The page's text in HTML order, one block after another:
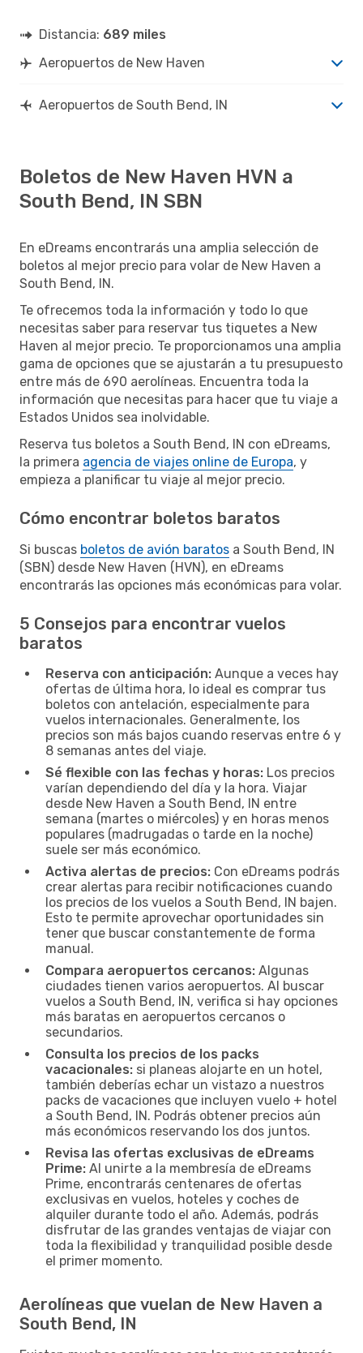
Distancia: 689 miles
Aeropuertos de New Haven
Aeropuertos de South Bend, IN
Boletos de New Haven HVN a
South Bend, IN SBN
En eDreams encontrarás una amplia selección de
boletos al mejor precio para volar de New Haven a
South Bend, IN.
Te ofrecemos toda la información y todo lo que
necesitas saber para reservar tus tiquetes a New
Haven al mejor precio. Te proporcionamos una amplia
gama de opciones que se ajustarán a tu presupuesto
entre más de 690 aerolíneas. Encuentra toda la
información que necesitas para hacer que tu viaje a
Estados Unidos sea inolvidable.
Reserva tus boletos a South Bend, IN con eDreams,
la primera agencia de viajes online de Europa, y
empieza a planificar tu viaje al mejor precio.
Cómo encontrar boletos baratos
Si buscas boletos de avión baratos a South Bend, IN
(SBN) desde New Haven (HVN), en eDreams
encontrarás las opciones más económicas para volar.
5 Consejos para encontrar vuelos
baratos
Reserva con anticipación: Aunque a veces hay
ofertas de última hora, lo ideal es comprar tus
boletos con antelación, especialmente para
vuelos internacionales. Generalmente, los
precios son más bajos cuando reservas entre 6 y
8 semanas antes del viaje.
Sé flexible con las fechas y horas: Los precios
varían dependiendo del día y la hora. Viajar
desde New Haven a South Bend, IN entre
semana (martes o miércoles) y en horas menos
populares (madrugadas o tarde en la noche)
suele ser más económico.
Activa alertas de precios: Con eDreams podrás
crear alertas para recibir notificaciones cuando
los precios de los vuelos a South Bend, IN bajen.
Esto te permite aprovechar oportunidades sin
tener que buscar constantemente de forma
manual.
Compara aeropuertos cercanos: Algunas
ciudades tienen varios aeropuertos. Al buscar
vuelos a South Bend, IN, verifica si hay opciones
más baratas en aeropuertos cercanos o
secundarios.
Consulta los precios de los packs
vacacionales: si planeas alojarte en un hotel,
también deberías echar un vistazo a nuestros
packs de vacaciones que incluyen vuelo + hotel
a South Bend, IN. Podrás obtener precios aún
más económicos reservando los dos juntos.
Revisa las ofertas exclusivas de eDreams
Prime: Al unirte a la membresía de eDreams
Prime, encontrarás centenares de ofertas
exclusivas en vuelos, hoteles y coches de
alquiler durante todo el año. Además, podrás
disfrutar de las grandes ventajas de viajar con
toda la flexibilidad y tranquilidad posible desde
el primer momento.
Aerolíneas que vuelan de New Haven a
South Bend, IN